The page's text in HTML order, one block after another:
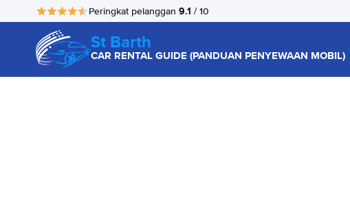
Peringkat pelanggan 9.1 / 10
St Barth
CAR RENTAL GUIDE (PANDUAN PENYEWAAN MOBIL)